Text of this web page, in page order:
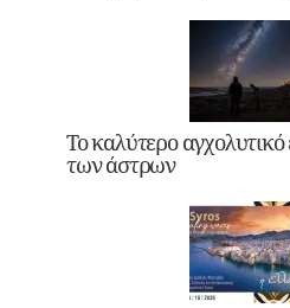
Το καλύτερο
των άστρων